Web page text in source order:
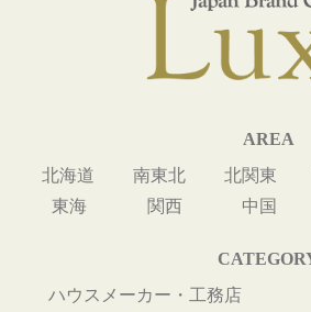
AREA
北海道
南東北 北関東
東海
関西 中国
ハウスメーカー・工務店